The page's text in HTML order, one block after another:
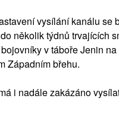
vysílání kanálu se
několik týdnů trvajících
v táboře Jenin
Západním břehu.
i nadále zakázáno